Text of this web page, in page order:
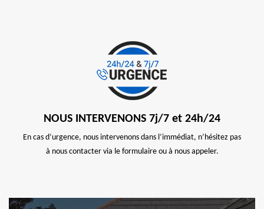
NOUS INTERVENONS 7j/7 et 24h/24
En cas d’urgence, nous intervenons dans l’immédiat, n’hésitez pas
à nous contacter via le formulaire ou à nous appeler.